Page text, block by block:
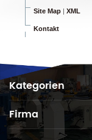
Site Map XML
Kontakt
Kategorien
Firma